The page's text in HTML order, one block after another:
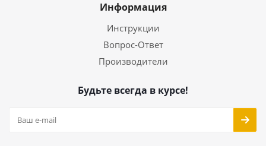
Информация
Инструкции
Вопрос-Ответ
Производители
Будьте всегда в курсе!